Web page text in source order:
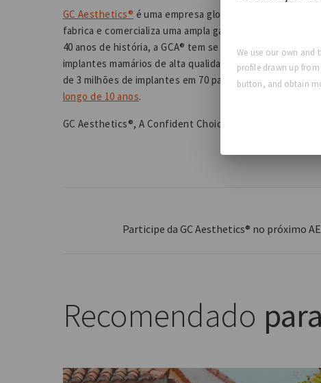
GC Aesthetics® é uma empresa global de tecnologia
fabrica e comercializa uma ampla gama de produtos
40 anos de história, a GCA® tem se dedicado ao avanço
implantes mamários de alta qualidade para cirurgias de
de 3 milhões de implantes em 70 países, e nossos
longo de 10 anos.
GC Aesthetics®, A Confident Choice for Life™
Participe da GC Aesthetics® no próximo
Recomendado
We use our own and
profile drawn up
button, and obtain